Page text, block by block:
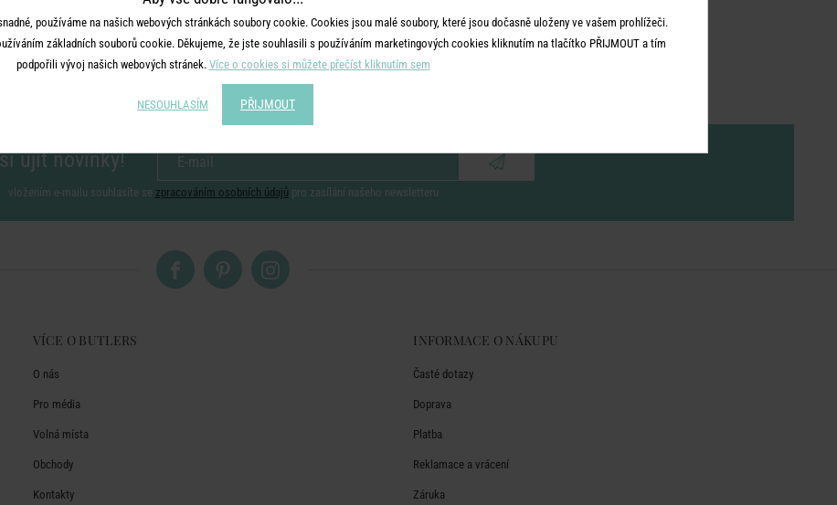
ujít novinky!
vložením e-mailu souhlasíte se zpracováním osobních údajů pro zasílání našeho newsletteru
VÍCE O BUTLERS
O nás
Pro média
Volná místa
Obchody
Kontakty
INFORMACE O NÁKUPU
Časté dotazy
Doprava
Platba
Reklamace a vrácení
Záruka
používáme na našich webových stránkách soubory cookie. Cookies jsou malé soubory, které jsou dočasně uloženy ve vašem prohlížeči.
základních souborů cookie. Děkujeme, že jste souhlasili s používáním marketingových cookies kliknutím na tlačítko PŘIJMOUT a tím
podpořili vývoj našich webových stránek. Více o cookies si můžete přečíst kliknutím sem
NESOUHLASÍM PŘIJMOUT